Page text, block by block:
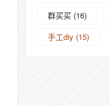
群买买 (16)
手工diy (15)